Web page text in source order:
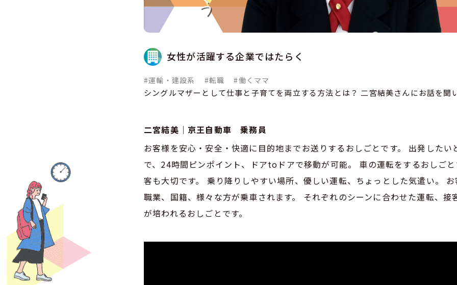
女性が活躍する企業ではたらく
#運輸・建設系 #転職 #働くママ
シングルマザーとして仕事と子育てを両立する方法とは？ 二宮結美さんにお話を聞
二宮結美｜京王自動車 乗務員
お客様を安心・安全・快適に目的地までお送りするおしごとです。 出発したい
で、24時間ピンポイント、ドアtoドアで移動が可能。 車の運転をするおしご
客も大切です。 乗り降りしやすい場所、優しい運転、ちょっとした気遣い。 お
職業、国籍、様々な方が乗車されます。 それぞれのシーンに合わせた運転、接
が培われるおしごとです。